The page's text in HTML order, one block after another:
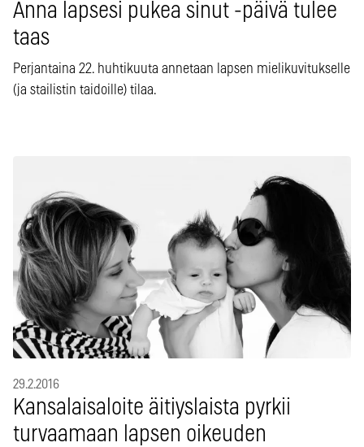
Anna lapsesi pukea sinut -päivä tulee
taas
Perjantaina 22. huhtikuuta annetaan lapsen mielikuvitukselle
(ja stailistin taidoille) tilaa.
29.2.2016
Kansalaisaloite äitiyslaista pyrkii
turvaamaan lapsen oikeuden